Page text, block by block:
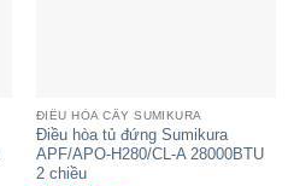
1906x581x385
ĐIỀU HÒA CÂY SUMIKURA
Điều hòa tủ đứng Sumikura
APF/APO-H280/CL-A 28000BTU
2 chiều